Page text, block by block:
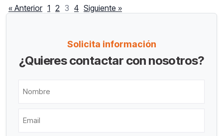
« Anterior 1 2 3 4 Siguiente »
Solicita información
¿Quieres contactar con nosotros?